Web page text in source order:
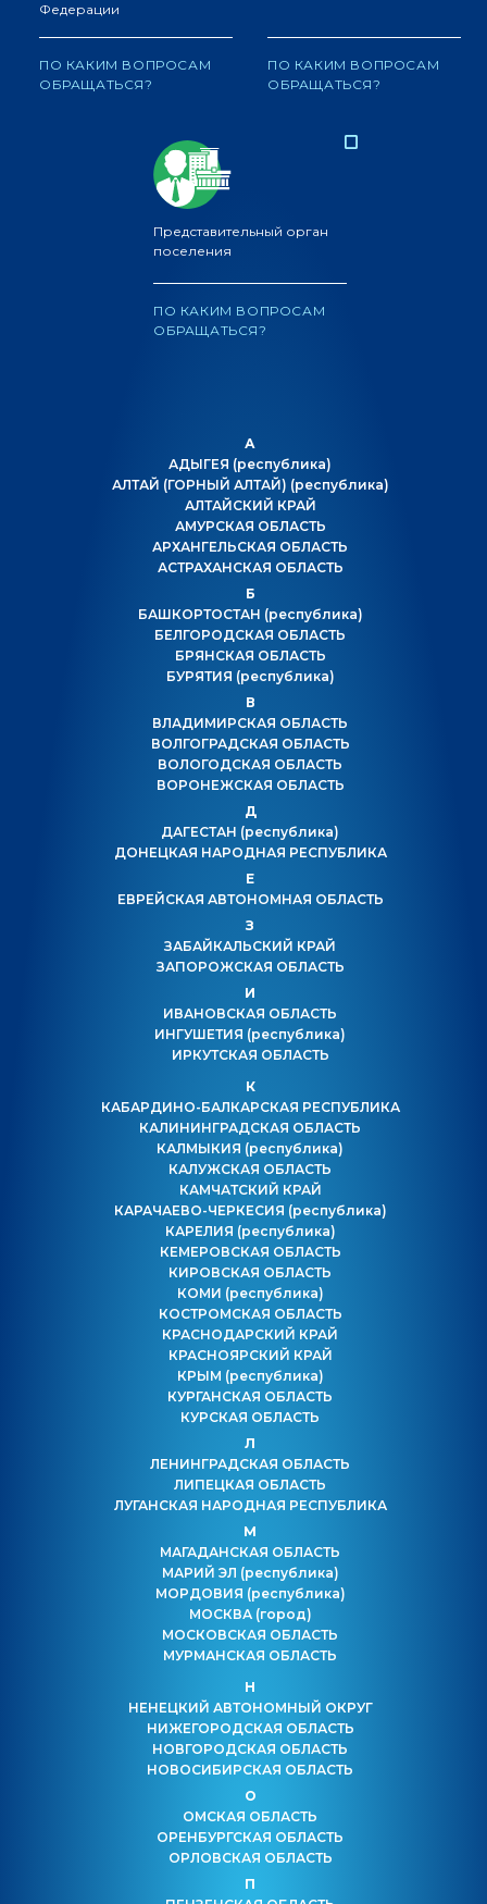
Федерации
ПО КАКИМ ВОПРОСАМ
ОБРАЩАТЬСЯ?
ПО КАКИМ ВОПРОСАМ
ОБРАЩАТЬСЯ?
Представительный орган
поселения
ПО КАКИМ ВОПРОСАМ
ОБРАЩАТЬСЯ?
А
АДЫГЕЯ (республика)
АЛТАЙ (ГОРНЫЙ АЛТАЙ) (республика)
АЛТАЙСКИЙ КРАЙ
АМУРСКАЯ ОБЛАСТЬ
АРХАНГЕЛЬСКАЯ ОБЛАСТЬ
АСТРАХАНСКАЯ ОБЛАСТЬ
Б
БАШКОРТОСТАН (республика)
БЕЛГОРОДСКАЯ ОБЛАСТЬ
БРЯНСКАЯ ОБЛАСТЬ
БУРЯТИЯ (республика)
В
ВЛАДИМИРСКАЯ ОБЛАСТЬ
ВОЛГОГРАДСКАЯ ОБЛАСТЬ
ВОЛОГОДСКАЯ ОБЛАСТЬ
ВОРОНЕЖСКАЯ ОБЛАСТЬ
Д
ДАГЕСТАН (республика)
ДОНЕЦКАЯ НАРОДНАЯ РЕСПУБЛИКА
Е
ЕВРЕЙСКАЯ АВТОНОМНАЯ ОБЛАСТЬ
З
ЗАБАЙКАЛЬСКИЙ КРАЙ
ЗАПОРОЖСКАЯ ОБЛАСТЬ
И
ИВАНОВСКАЯ ОБЛАСТЬ
ИНГУШЕТИЯ (республика)
ИРКУТСКАЯ ОБЛАСТЬ
К
КАБАРДИНО-БАЛКАРСКАЯ РЕСПУБЛИКА
КАЛИНИНГРАДСКАЯ ОБЛАСТЬ
КАЛМЫКИЯ (республика)
КАЛУЖСКАЯ ОБЛАСТЬ
КАМЧАТСКИЙ КРАЙ
КАРАЧАЕВО-ЧЕРКЕСИЯ (республика)
КАРЕЛИЯ (республика)
КЕМЕРОВСКАЯ ОБЛАСТЬ
КИРОВСКАЯ ОБЛАСТЬ
КОМИ (республика)
КОСТРОМСКАЯ ОБЛАСТЬ
КРАСНОДАРСКИЙ КРАЙ
КРАСНОЯРСКИЙ КРАЙ
КРЫМ (республика)
КУРГАНСКАЯ ОБЛАСТЬ
КУРСКАЯ ОБЛАСТЬ
Л
ЛЕНИНГРАДСКАЯ ОБЛАСТЬ
ЛИПЕЦКАЯ ОБЛАСТЬ
ЛУГАНСКАЯ НАРОДНАЯ РЕСПУБЛИКА
М
МАГАДАНСКАЯ ОБЛАСТЬ
МАРИЙ ЭЛ (республика)
МОРДОВИЯ (республика)
МОСКВА (город)
МОСКОВСКАЯ ОБЛАСТЬ
МУРМАНСКАЯ ОБЛАСТЬ
Н
НЕНЕЦКИЙ АВТОНОМНЫЙ ОКРУГ
НИЖЕГОРОДСКАЯ ОБЛАСТЬ
НОВГОРОДСКАЯ ОБЛАСТЬ
НОВОСИБИРСКАЯ ОБЛАСТЬ
О
ОМСКАЯ ОБЛАСТЬ
ОРЕНБУРГСКАЯ ОБЛАСТЬ
ОРЛОВСКАЯ ОБЛАСТЬ
П